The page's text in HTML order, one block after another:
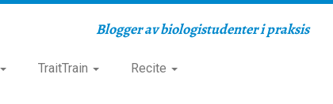
Blogger av biologistudenter i praksis
TraitTrain
Recite